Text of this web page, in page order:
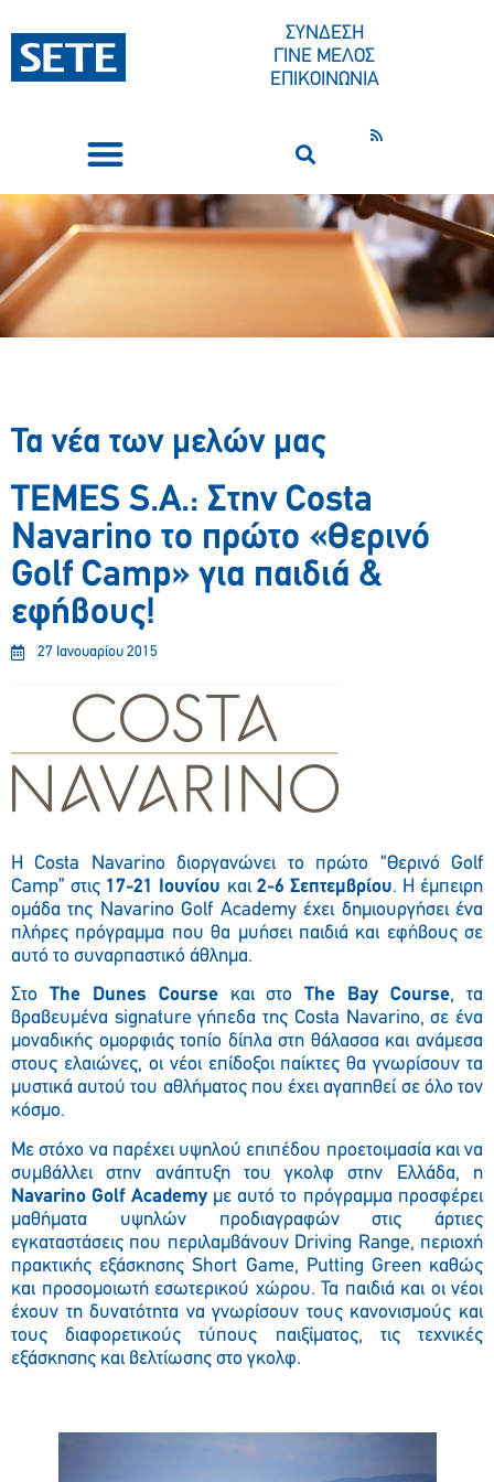
ΣΥΝΔΕΣΗ
ΓΙΝΕ ΜΕΛΟΣ
ΕΠΙΚΟΙΝΩΝΙΑ
Τα νέα των μελών μας
TEMES S.A.: Στην Costa
Navarino τo πρώτο «Θερινό
Golf Camp» για παιδιά &
εφήβους!
27 Ιανουαρίου 2015
Η Costa Navarino διοργανώνει το πρώτο “Θερινό Golf
Camp” στις 17-21 Ιουνίου και2-6 Σεπτεμβρίου. Η έμπειρη
ομάδα της Navarino Golf Academy έχει δημιουργήσει ένα
πλήρες πρόγραμμα που θα μυήσει παιδιά και εφήβους σε
αυτό το συναρπαστικό άθλημα.
Στο The Dunes Courseκαι στοThe Bay Course, τα
βραβευμένα signature γήπεδα της Costa Navarino, σε ένα
μοναδικής ομορφιάς τοπίο δίπλα στη θάλασσα και ανάμεσα
στους ελαιώνες, οι νέοι επίδοξοι παίκτες θα γνωρίσουν τα
μυστικά αυτού του αθλήματος που έχει αγαπηθεί σε όλο τον
κόσμο.
Με στόχο να παρέχει υψηλού επιπέδου προετοιμασία και να
συμβάλλει στην ανάπτυξη του γκολφ στην Ελλάδα, η
Navarino Golf Academyμε αυτό το πρόγραμμα προσφέρει
μαθήματα υψηλών προδιαγραφών στις άρτιες
εγκαταστάσεις που περιλαμβάνουν Driving Range, περιοχή
πρακτικής εξάσκησης Short Game, Putting Green καθώς
και προσομοιωτή εσωτερικού χώρου. Τα παιδιά και οι νέοι
έχουν τη δυνατότητα να γνωρίσουν τους κανονισμούς και
τους διαφορετικούς τύπους παιξίματος, τις τεχνικές
εξάσκησης και βελτίωσης στο γκολφ.